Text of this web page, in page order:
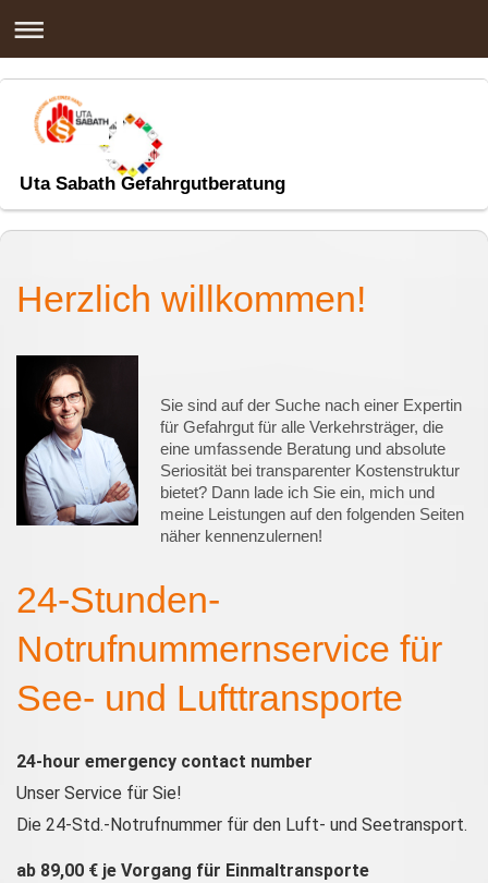
Uta Sabath Gefahrgutberatung
Herzlich willkommen!
Sie sind auf der Suche nach einer Expertin
für Gefahrgut für alle Verkehrsträger, die
eine umfassende Beratung und absolute
Seriosität bei transparenter Kostenstruktur
bietet? Dann lade ich Sie ein, mich und
meine Leistungen auf den folgenden Seiten
näher kennenzulernen!
24-Stunden-
Notrufnummernservice für
See- und Lufttransporte
24-hour emergency contact number
Unser Service für Sie!
Die 24-Std.-Notrufnummer für den Luft- und Seetransport.
ab 89,00 € je Vorgang für Einmaltransporte